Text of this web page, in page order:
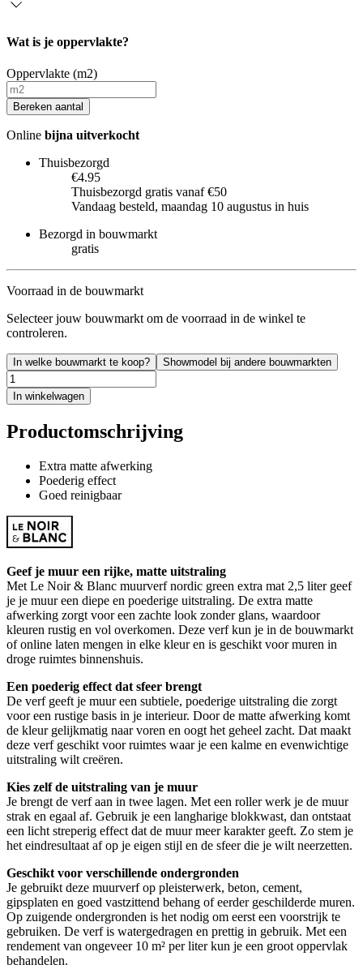
Wat is je oppervlakte?
Oppervlakte (m2)
Bereken aantal
Online bijna uitverkocht
Thuisbezorgd
€4.95
Thuisbezorgd gratis vanaf €50
Vandaag besteld, maandag 10 augustus in huis
Bezorgd in bouwmarkt
gratis
Voorraad in de bouwmarkt
Selecteer jouw bouwmarkt om de voorraad in de winkel te
controleren.
In welke bouwmarkt te koop? Showmodel bij andere bouwmarkten
In winkelwagen
Productomschrijving
Extra matte afwerking
Poederig effect
Goed reinigbaar
Geef je muur een rijke, matte uitstraling
Met Le Noir & Blanc muurverf nordic green extra mat 2,5 liter geef
je je muur een diepe en poederige uitstraling. De extra matte
afwerking zorgt voor een zachte look zonder glans, waardoor
kleuren rustig en vol overkomen. Deze verf kun je in de bouwmarkt
of online laten mengen in elke kleur en is geschikt voor muren in
droge ruimtes binnenshuis.
Een poederig effect dat sfeer brengt
De verf geeft je muur een subtiele, poederige uitstraling die zorgt
voor een rustige basis in je interieur. Door de matte afwerking komt
de kleur gelijkmatig naar voren en oogt het geheel zacht. Dat maakt
deze verf geschikt voor ruimtes waar je een kalme en evenwichtige
uitstraling wilt creëren.
Kies zelf de uitstraling van je muur
Je brengt de verf aan in twee lagen. Met een roller werk je de muur
strak en egaal af. Gebruik je een langharige blokkwast, dan ontstaat
een licht streperig effect dat de muur meer karakter geeft. Zo stem je
het eindresultaat af op je eigen stijl en de sfeer die je wilt neerzetten.
Geschikt voor verschillende ondergronden
Je gebruikt deze muurverf op pleisterwerk, beton, cement,
gipsplaten en goed vastzittend behang of eerder geschilderde muren.
Op zuigende ondergronden is het nodig om eerst een voorstrijk te
gebruiken. De verf is watergedragen en prettig in gebruik. Met een
rendement van ongeveer 10 m² per liter kun je een groot oppervlak
behandelen.